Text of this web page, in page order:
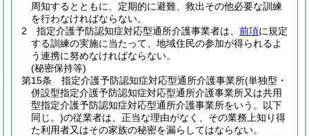
周知するとともに、定期的に避難、救出その他必要な訓練
を行わなければならない。
2
指定介護予防認知症対応型通所介護事業者は、 前項に規定
する訓練の実施に当たって、地域住民の参加が得られるよ
う連携に努めなければならない。
(秘密保持等)
第15条
指定介護予防認知症対応型通所介護事業所(単独型・
併設型指定介護予防認知症対応型通所介護事業所又は共用
型指定介護予防認知症対応型通所介護事業所をいう。以下
同じ。)の従業者は、正当な理由がなく、その業務上知り得
た利用者又はその家族の秘密を漏らしてはならない。